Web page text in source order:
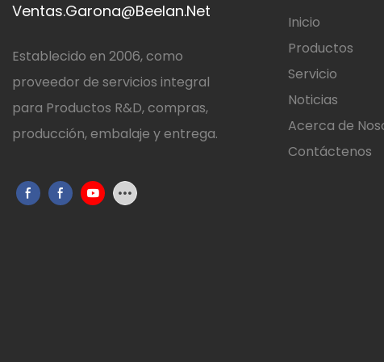
Ventas.Garona@Beelan.Net
Establecido en 2006, como
proveedor de servicios integral
para Productos R&D, compras,
producción, embalaje y entrega.
Inicio
Productos
Servicio
Noticias
Acerca de
Contáctenos